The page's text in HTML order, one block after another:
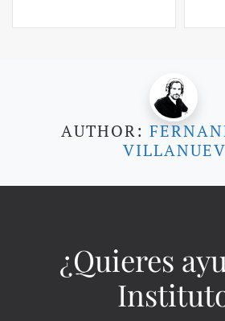
AUTHOR:
¿Quieres